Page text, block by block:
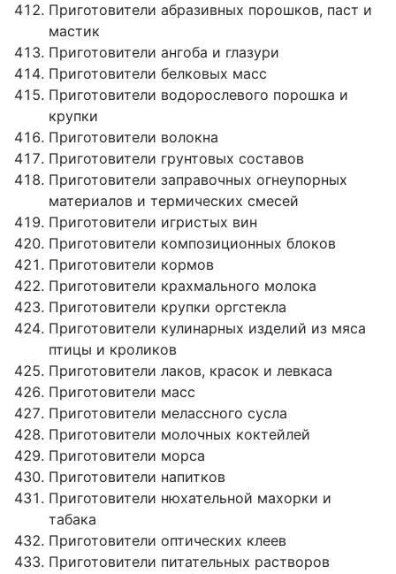
Приготовители абразивных порошков, паст и
мастик
Приготовители ангоба и глазури
Приготовители белковых масс
Приготовители водорослевого порошка и
крупки
Приготовители волокна
Приготовители грунтовых составов
Приготовители заправочных огнеупорных
материалов и термических смесей
Приготовители игристых вин
Приготовители композиционных блоков
Приготовители кормов
Приготовители крахмального молока
Приготовители крупки оргстекла
Приготовители кулинарных изделий из мяса
птицы и кроликов
Приготовители лаков, красок и левкаса
Приготовители масс
Приготовители мелассного сусла
Приготовители молочных коктейлей
Приготовители морса
Приготовители напитков
Приготовители нюхательной махорки и
табака
Приготовители оптических клеев
Приготовители питательных растворов